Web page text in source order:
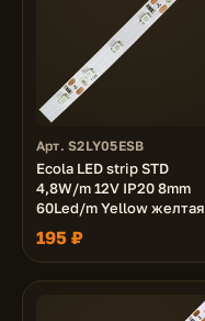
Арт. S2LY05ESB
Ecola LED strip STD
4,8W/m 12V IP20 8mm
60Led/m Yellow желтая
светодиодная лента на
катушке 5м.
195 ₽